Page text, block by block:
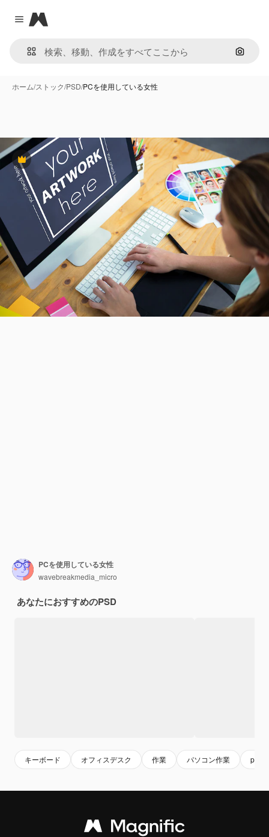
Close menu
Magnific
画像で
ホーム/ストック/PSD/PCを使用している女性
Premium
PCを使用している女性
wavebreakmedia_micro
あなたにおすすめのPSD
キーボード オフィスデスク 作業 パソコン作業 pcデ